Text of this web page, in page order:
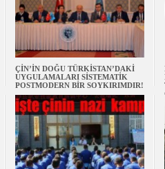
ÇİN’İN DOĞU TÜRKİSTAN’DAKİ
UYGULAMALARI SİSTEMATİK
POSTMODERN BİR SOYKIRIMDIR!